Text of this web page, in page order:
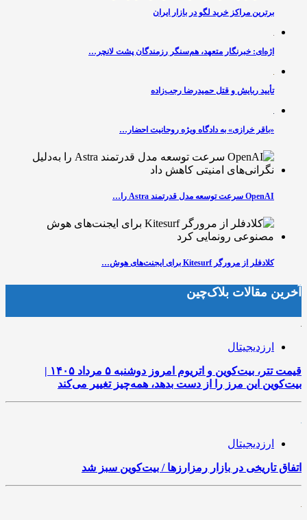
برترین مراکز خرید لگو در بازار ایران
اژه‌ای: خبرنگار متعهد، هم‌سنگر رزمندگان پشت لانچر…
تأیید ربایش و قتل حمیدرضا رجب‌زاده
«باقر خرازی» به دادگاه ویژه روحانیت احضار…
OpenAI سرعت توسعه مدل قدرتمند Astra را…
کلادفلر از مرورگر Kitesurf برای ایجنت‌های هوش…
آخرین مقالات بلاک‌چین
ارزدیجیتال
قیمت تتر، بیت‌کوین و اتریوم امروز دوشنبه ۵ مرداد ۱۴۰۵ |
بیت‌کوین این مرز را از دست بدهد، همه‌چیز تغییر می‌کند
ارزدیجیتال
اتفاق تاریخی در بازار رمزارزها / بیت‌کوین سبز شد